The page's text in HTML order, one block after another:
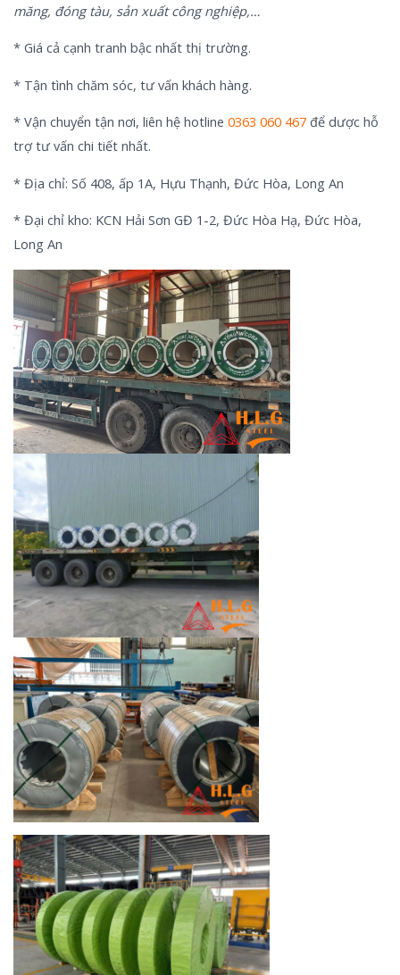
măng, đóng tàu, sản xuất công nghiệp,…
* Giá cả cạnh tranh bậc nhất thị trường.
* Tận tình chăm sóc, tư vấn khách hàng.
* Vận chuyển tận nơi, liên hệ hotline 0363 060 467để dược hỗ
trợ tư vấn chi tiết nhất.
* Địa chỉ: Số 408, ấp 1A, Hựu Thạnh, Đức Hòa, Long An
* Đại chỉ kho: KCN Hải Sơn GĐ 1-2, Đức Hòa Hạ, Đức Hòa,
Long An